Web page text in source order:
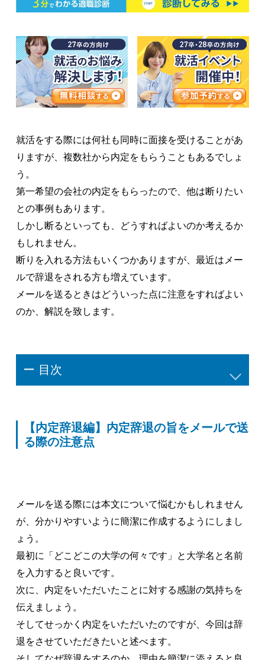
就活をする際には何社も同時に面接を受けることがあ
りますが、複数社から内定をもらうこともあるでしょ
う。
第一希望の会社の内定をもらったので、他は断りたい
との事例もあります。
しかし断るといっても、どうすればよいのか考えるか
もしれません。
断りを入れる方法もいくつかありますが、最近はメー
ルで辞退をされる方も増えています。
メールを送るときはどういった点に注意をすればよい
のか、解説を致します。
ー 目次
【内定辞退編】内定辞退の旨をメールで送
る際の注意点
メールを送る際には本文について悩むかもしれません
が、分かりやすいように簡潔に作成するようにしまし
ょう。
最初に「どこどこの大学の何々です」と大学名と名前
を入力すると良いです。
次に、内定をいただいたことに対する感謝の気持ちを
伝えましょう。
そしてせっかく内定をいただいたのですが、今回は辞
退をさせていただきたいと述べます。